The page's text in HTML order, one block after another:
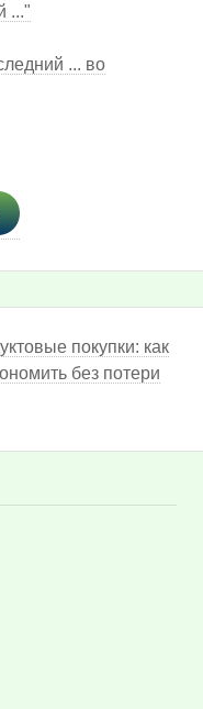
..."
... во
покупки: как
без потери